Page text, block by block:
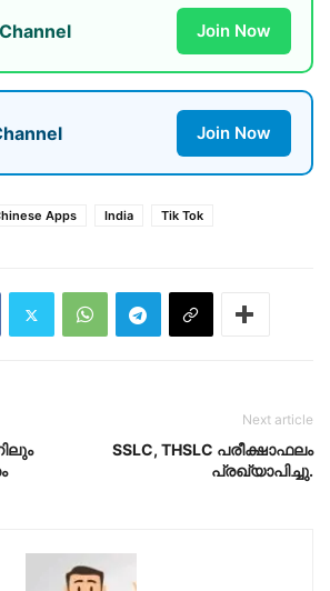
Join Now
Join Now
Apps India Tik Tok
Next article
SSLC, THSLC പരീക്ഷാഫലം
പ്രഖ്യാപിച്ചു.